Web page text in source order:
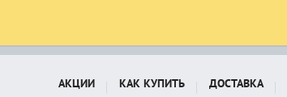
АКЦИИ КАК КУПИТЬ ДОСТАВКА